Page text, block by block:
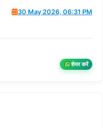
30 May 2026, 06:31 PM
शेयर करें